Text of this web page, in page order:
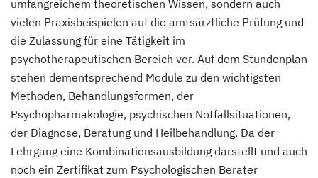
umfangreichem theoretischen Wissen, sondern auch
vielen Praxisbeispielen auf die amtsärztliche Prüfung und
die Zulassung für eine Tätigkeit im
psychotherapeutischen Bereich vor. Auf dem Stundenplan
stehen dementsprechend Module zu den wichtigsten
Methoden, Behandlungsformen, der
Psychopharmakologie, psychischen Notfallsituationen,
der Diagnose, Beratung und Heilbehandlung. Da der
Lehrgang eine Kombinationsausbildung darstellt und auch
noch ein Zertifikat zum Psychologischen Berater